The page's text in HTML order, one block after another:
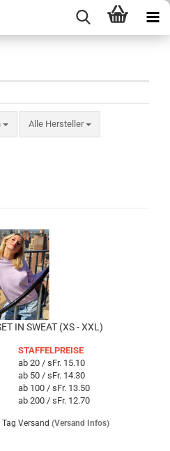
Alle Hersteller
IN SWEAT (XS - XXL)
STAFFELPREISE
ab 20 / sFr. 15.10
ab 50 / sFr. 14.30
ab 100 / sFr. 13.50
ab 200 / sFr. 12.70
Versand (Versand Infos)